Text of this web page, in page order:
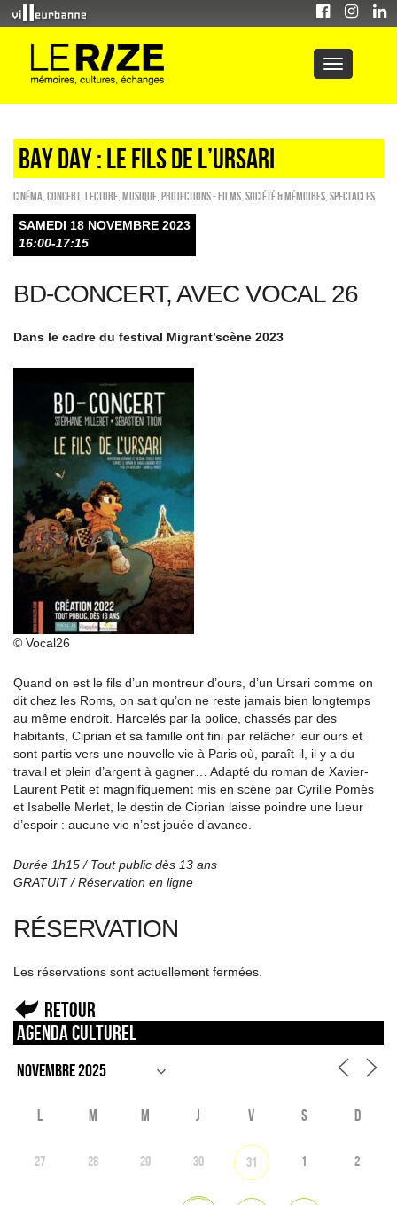
BAY DAY : LE FILS DE L’URSARI
Cinéma Concert Lecture Musique PROJECTIONS - FILMS Société & Mémoires SPECTACLES
SAMEDI 18 NOVEMBRE 2023
16:00-17:15
BD-CONCERT, AVEC VOCAL 26
Dans le cadre du festival Migrant’scène 2023
© Vocal26
Quand on est le fils d’un montreur d’ours, d’un Ursari comme on
dit chez les Roms, on sait qu’on ne reste jamais bien longtemps
au même endroit. Harcelés par la police, chassés par des
habitants, Ciprian et sa famille ont fini par relâcher leur ours et
sont partis vers une nouvelle vie à Paris où, paraît-il, il y a du
travail et plein d’argent à gagner… Adapté du roman de Xavier-
Laurent Petit et magnifiquement mis en scène par Cyrille Pomès
et Isabelle Merlet, le destin de Ciprian laisse poindre une lueur
d’espoir : aucune vie n’est jouée d’avance.
Durée 1h15 / Tout public dès 13 ans
GRATUIT / Réservation en ligne
RÉSERVATION
Les réservations sont actuellement fermées.
Retour
Agenda culturel
L M M J V S D
27 28 29 30 31 1 2